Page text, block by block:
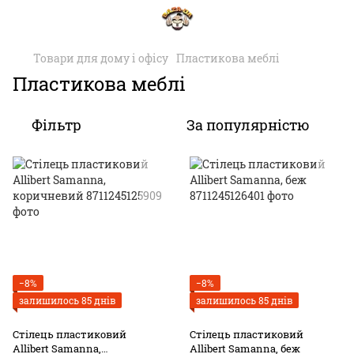
Товари для дому і офісу Пластикова меблі
Пластикова меблі
Фільтр За популярністю
−8%
залишилось 85 днів
Стілець пластиковий
Allibert Samanna,
−8%
залишилось 85 днів
Стілець пластиковий
Allibert Samanna, беж